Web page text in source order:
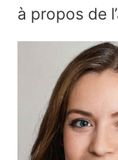
h
à propos de